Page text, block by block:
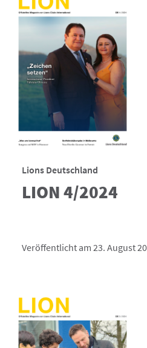
Lions Deutschland
LION 4/2024
Veröffentlicht am 23. August